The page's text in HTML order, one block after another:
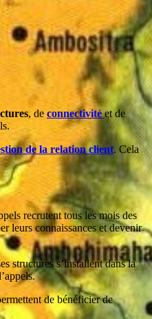
, de connectivité et de
de la relation client. Cela
recrutent tous les mois des
leurs connaissances et devenir
structures s’installent dans la
de bénéficier de